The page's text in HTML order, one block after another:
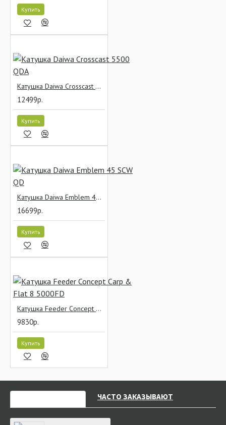
Купить
Катушка Daiwa Crosscast 5500 QDA
12499р.
Купить
Катушка Daiwa Emblem 45 SCW QD
16699р.
Купить
Катушка Feeder Concept Carp & Flat 8 5000FD
9830р.
Купить
ЧАСТО ЗАКАЗЫВАЮТ